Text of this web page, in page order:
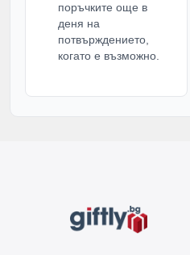
поръчките още в
деня на
потвърждението,
когато е възможно.